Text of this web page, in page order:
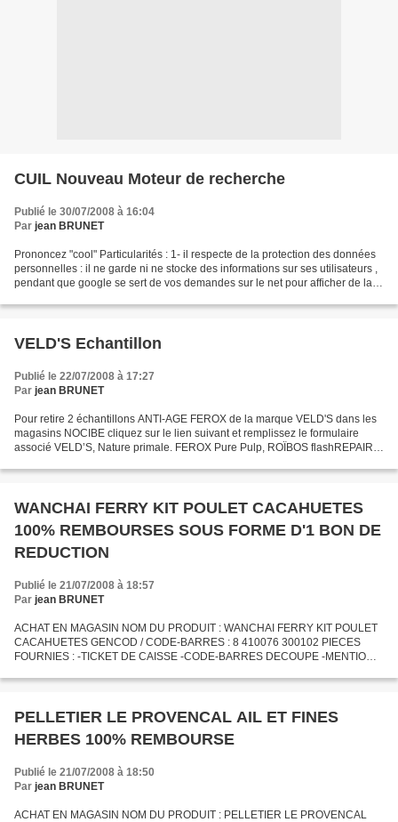
CUIL Nouveau Moteur de recherche
Publié le 30/07/2008 à 16:04
Par jean BRUNET
Prononcez "cool" Particularités : 1- il respecte de la protection des données
personnelles : il ne garde ni ne stocke des informations sur ses utilisateurs ,
pendant que google se sert de vos demandes sur le net pour afficher de la
VELD'S Echantillon
Publié le 22/07/2008 à 17:27
Par jean BRUNET
Pour retire 2 échantillons ANTI-AGE FEROX de la marque VELD'S dans les
magasins NOCIBE cliquez sur le lien suivant et remplissez le formulaire
associé VELD’S, Nature primale. FEROX Pure Pulp, ROÏBOS flashREPAIR
WANCHAI FERRY KIT POULET CACAHUETES
100% REMBOURSES SOUS FORME D'1 BON DE
REDUCTION
Publié le 21/07/2008 à 18:57
Par jean BRUNET
ACHAT EN MAGASIN NOM DU PRODUIT : WANCHAI FERRY KIT POULET
CACAHUETES GENCOD / CODE-BARRES : 8 410076 300102 PIECES
FOURNIES : -TICKET DE CAISSE -CODE-BARRES DECOUPE -MENTION
REDUCTION
PELLETIER LE PROVENCAL AIL ET FINES
HERBES 100% REMBOURSE
Publié le 21/07/2008 à 18:50
Par jean BRUNET
ACHAT EN MAGASIN NOM DU PRODUIT : PELLETIER LE PROVENCAL